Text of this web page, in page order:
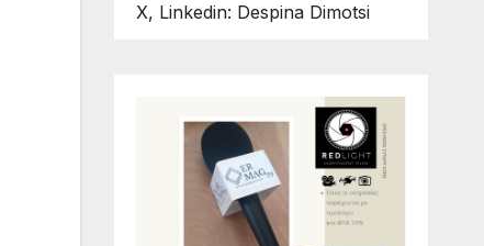
X, Linkedin: Despina Dimotsi